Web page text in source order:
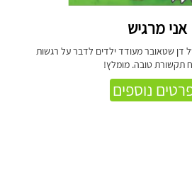
אני מרגיש
שטאובר מעודד ילדים לדבר על רגשות
תקשורת טובה. מומלץ!
נוספים